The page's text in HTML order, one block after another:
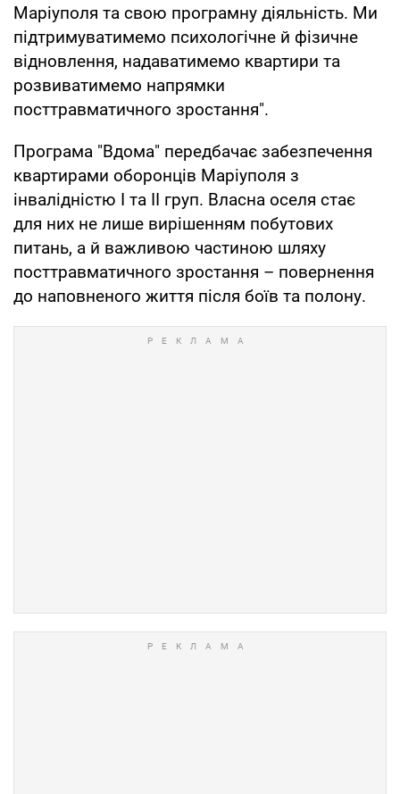
Маріуполя та свою програмну діяльність. Ми
підтримуватимемо психологічне й фізичне
відновлення, надаватимемо квартири та
розвиватимемо напрямки
посттравматичного зростання".
Програма "Вдома" передбачає забезпечення
квартирами оборонців Маріуполя з
інвалідністю І та ІІ груп. Власна оселя стає
для них не лише вирішенням побутових
питань, а й важливою частиною шляху
посттравматичного зростання – повернення
до наповненого життя після боїв та полону.